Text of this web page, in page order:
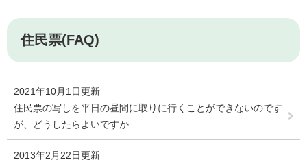
住民票(FAQ)
2021年10月1日更新
住民票の写しを平日の昼間に取りに行くことができないのです
が、どうしたらよいですか
2013年2月22日更新